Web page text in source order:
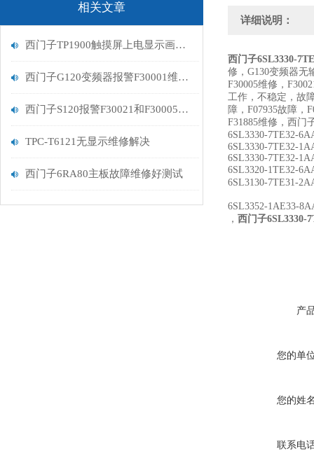
相关文章
西门子TP1900触摸屏上电显示画面不动进不了系统
西门子G120变频器报警F30001维修判断
西门子S120报警F30021和F30005故障排查维修
TPC-T6121无显示维修解决
西门子6RA80主板故障维修好测试
详细说明：
西门子6SL3330-
修，G130变频器无
F30005维修，
工作，不稳定，故
障，F07935故障，
F31885维修，西门
6SL3330-7TE32-
6SL3330-7TE32-
6SL3330-7TE32-
6SL3320-1TE32-
6SL3130-7TE31-
6SL3352-1AE33-
， 西门子6SL3330-
产
您的单
您的姓
联系电